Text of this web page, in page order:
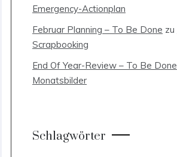
Emergency-Actionplan
Februar Planning – To Be Done zu
Scrapbooking
End Of Year-Review – To Be Done
Monatsbilder
Schlagwörter